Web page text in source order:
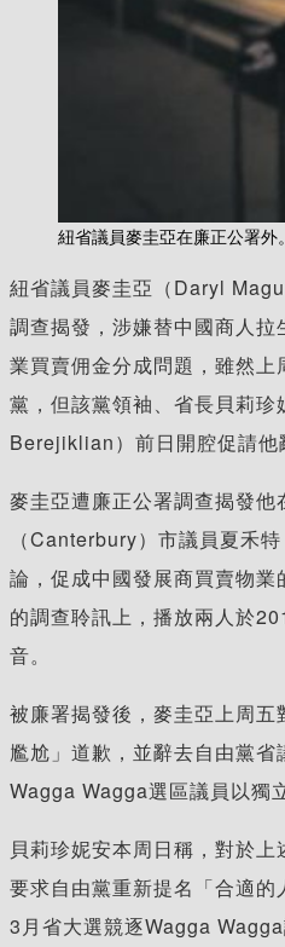
紐省議員麥圭亞在廉正公署外
紐省議員麥圭亞（Daryl
調查揭發，涉嫌替中國商人
業買賣佣金分成問題，雖然
黨，但該黨領袖、省長貝莉
Berejiklian）前日開腔促請他
麥圭亞遭廉正公署調查揭發
（Canterbury）市議員夏禾
論，促成中國發展商買賣物
的調查聆訊上，播放兩人於
音。
被廉署揭發後，麥圭亞上周五
尷尬」道歉，並辭去自由黨
Wagga Wagga選區議員以獨
貝莉珍妮安本周日稱，對於
要求自由黨重新提名「合適
3月省大選競逐Wagga